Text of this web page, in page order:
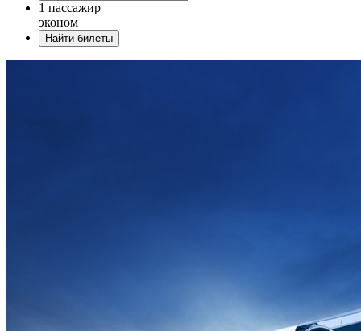
1 пассажир
эконом
Найти билеты